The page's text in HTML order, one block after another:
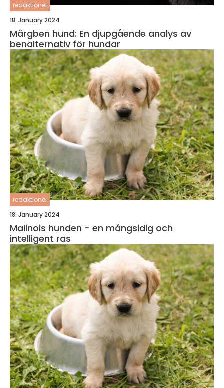
redaktionel
18. January 2024
Märgben hund: En djupgående analys av
benalternativ för hundar
redaktionel
18. January 2024
Malinois hunden - en mångsidig och
intelligent ras